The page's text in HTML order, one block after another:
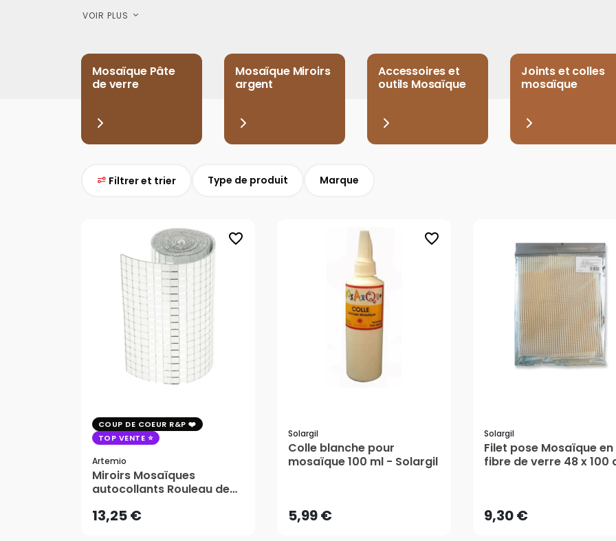
VOIR PLUS
Mosaïque Pâte
de verre
Mosaïque Miroirs
argent
Accessoires et
outils Mosaïque
Joints et colles
mosaïque
Filtrer et trier Type de produit Marque
favorite_border
COUP DE COEUR R&P
TOP VENTE
Artemio
Miroirs Mosaïques
autocollants Rouleau de
13,25 €
13,25 €
favorite_border
Solargil
Colle blanche pour
mosaïque 100 ml - Solargil
5,99 €
5,99 €
Solargil
Filet pose Mosaïque en
fibre de verre 48 x 100
9,30 €AJOUTER AU PANIER